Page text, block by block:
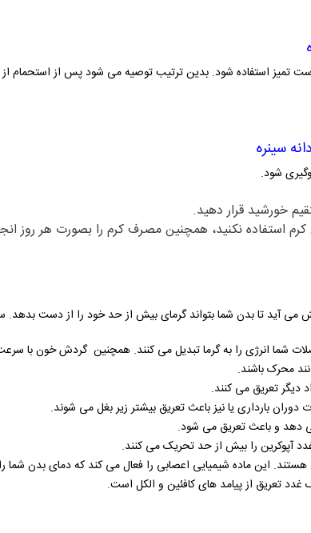
تمیز استفاده شود. بدین ترتیب توصیه می شود پس از استحمام
سینره
شود.
خورشید قرار دهید.
استفاده نکنید، همچنین مصرف کرم را بصورت هر روز
آید تا بدن شما بتواند گرمای بیش از حد خود را از دست
شما انرژی را به گرما تبدیل می کنند. همچنین گردش خون با
محرک باشند.
دیگر تعریق می کنند.
دوران بارداری یا نیز باعث تعریق بیشتر زیر بغل می شوند.
دهد و باعث تعریق می شود.
آپوکرین را بیش از حد تحریک می کنند.
این ماده شیمیایی اعصابی را فعال می کند که دمای بدن شما را
تعریق از پیامد های کافئین و الکل است.